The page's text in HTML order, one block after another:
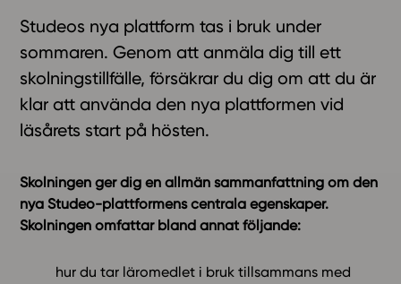
Suosittelut
Oppikirjailijat
Tiimi
Tietoa meistä
Tilaa uutiskirje
Ota yhteyttä
Studeos nya plattform tas i bruk under
sommaren. Genom att anmäla dig till ett
skolningstillfälle, försäkrar du dig om att du är
klar att använda den nya plattformen vid
läsårets start på hösten.
Skolningen ger dig en allmän sammanfattning om den
nya Studeo-plattformens centrala egenskaper.
Skolningen omfattar bland annat följande:
hur du tar läromedlet i bruk tillsammans med